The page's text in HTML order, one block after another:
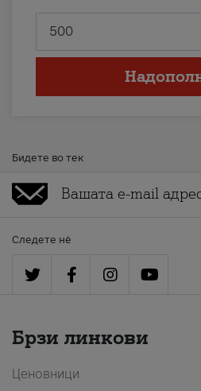
Бидете во тек
Следете нè
Брзи линкови
Ценовници